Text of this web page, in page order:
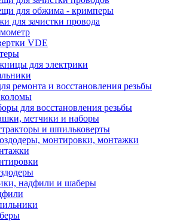
для обжима - кримперы
для зачистки провода
VDE
для электрики
ремонта и восстановления резьбы
для восстановления резьбы
метчики и наборы
и шпильковерты
монтировки, монтажки
надфили и шаберы